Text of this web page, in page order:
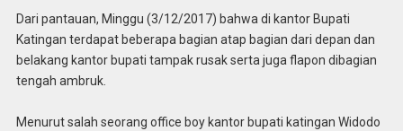
Dari pantauan, Minggu (3/12/2017) bahwa di kantor Bupati
Katingan terdapat beberapa bagian atap bagian dari depan dan
belakang kantor bupati tampak rusak serta juga flapon dibagian
tengah ambruk.
Menurut salah seorang office boy kantor bupati katingan Widodo